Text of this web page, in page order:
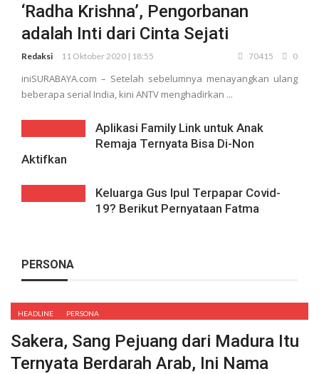
‘Radha Krishna’, Pengorbanan
adalah Inti dari Cinta Sejati
Redaksi 11 Oktober 2020 | 18:55 70415 0
iniSURABAYA.com – Setelah sebelumnya menayangkan ulang
beberapa serial India, kini ANTV menghadirkan ...
Aplikasi Family Link untuk Anak
Remaja Ternyata Bisa Di-Non
Aktifkan
Keluarga Gus Ipul Terpapar Covid-
19? Berikut Pernyataan Fatma
PERSONA
HEADLINE PERSONA
Sakera, Sang Pejuang dari Madura Itu
Ternyata Berdarah Arab, Ini Nama